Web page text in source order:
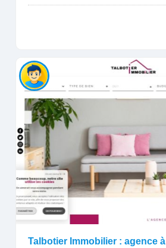
Talbotier Immobilier : agence